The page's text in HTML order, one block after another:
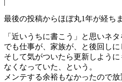
最後の投稿からほぼ丸1年が経ち
「近いうちに書こう」と思いネ
でも仕事が、家族が、と後回しに
そして気がついたら更新しように
なくなっていた、という。
メンテする余裕もなかったので